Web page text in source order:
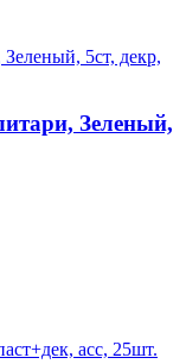
Зеленый,